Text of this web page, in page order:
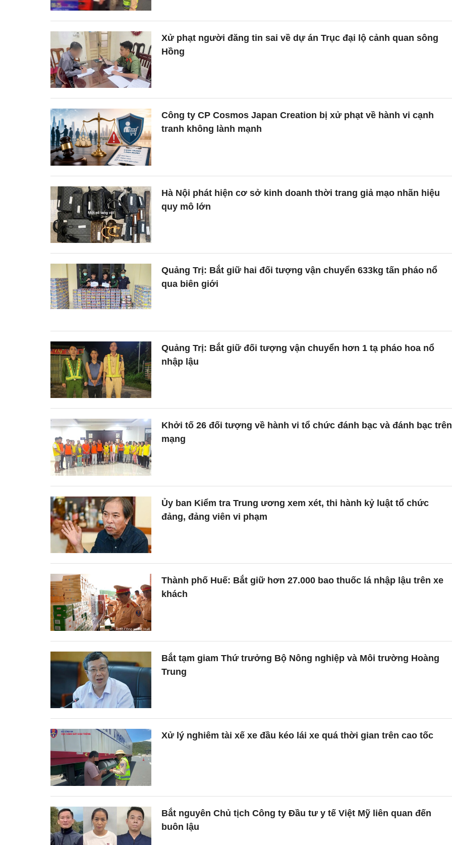
Xử phạt người đăng tin sai về dự án Trục đại lộ cảnh quan sông
Hồng
Công ty CP Cosmos Japan Creation bị xử phạt về hành vi cạnh
tranh không lành mạnh
Hà Nội phát hiện cơ sở kinh doanh thời trang giả mạo nhãn hiệu
quy mô lớn
Quảng Trị: Bắt giữ hai đối tượng vận chuyển 633kg tấn pháo nổ
qua biên giới
Quảng Trị: Bắt giữ đối tượng vận chuyển hơn 1 tạ pháo hoa nổ
nhập lậu
Khởi tố 26 đối tượng về hành vi tổ chức đánh bạc và đánh bạc trên
mạng
Ủy ban Kiểm tra Trung ương xem xét, thi hành kỷ luật tổ chức
đảng, đảng viên vi phạm
Thành phố Huế: Bắt giữ hơn 27.000 bao thuốc lá nhập lậu trên xe
khách
Bắt tạm giam Thứ trưởng Bộ Nông nghiệp và Môi trường Hoàng
Trung
Xử lý nghiêm tài xế xe đầu kéo lái xe quá thời gian trên cao tốc
Bắt nguyên Chủ tịch Công ty Đầu tư y tế Việt Mỹ liên quan đến
buôn lậu